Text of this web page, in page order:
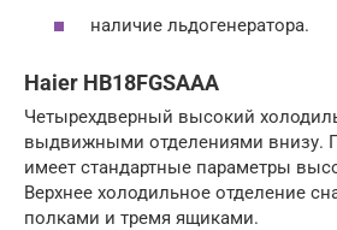
наличие льдогенератора.
Haier HB18FGSAAA
Четырехдверный высокий
выдвижными отделениями внизу.
имеет стандартные параметры
Верхнее холодильное отделение
полками и тремя ящиками.